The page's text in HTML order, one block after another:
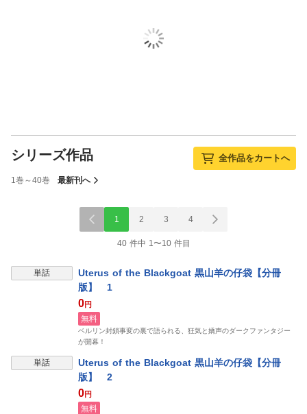
シリーズ作品 全作品をカートへ
1巻～40巻 最新刊へ
1 2 3 4
40 件中 1〜10 件目
単話
Uterus of the Blackgoat 黒山羊の仔袋【分冊
版】 1
0円
無料
ベルリン封鎖事変の裏で語られる、狂気と嬌声のダークファンタジー
が開幕！
単話
Uterus of the Blackgoat 黒山羊の仔袋【分冊
版】 2
0円
無料